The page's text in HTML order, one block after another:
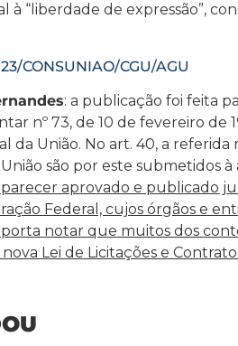
de expressão”,
CONSUNIAO/CGU/AGU
: a publicação foi feita
nº 73, de 10 de fevereiro de
da União. No art. 40, a
são por este submetidos à
aprovado e publicado
Federal, cujos órgãos e
notar que muitos dos
Lei de Licitações e